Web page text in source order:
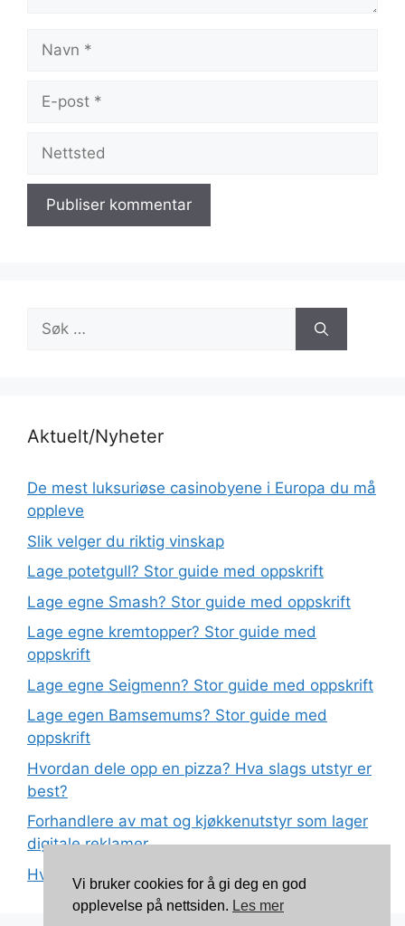
Navn
Nettsted
Søk
etter:
Aktuelt/Nyheter
De mest luksuriøse casinobyene i Europa du må
oppleve
Slik velger du riktig vinskap
Lage potetgull? Stor guide med oppskrift
Lage egne Smash? Stor guide med oppskrift
Lage egne kremtopper? Stor guide med
oppskrift
Lage egne Seigmenn? Stor guide med oppskrift
Lage egen Bamsemums? Stor guide med
oppskrift
Hvordan dele opp en pizza? Hva slags utstyr er
best?
Forhandlere av mat og kjøkkenutstyr som lager
digitale reklamer
Hva betyr det at plast har matkvalitet?
Vi bruker cookies for å gi deg en god
opplevelse på nettsiden. Les mer